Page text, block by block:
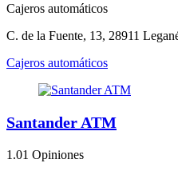
Cajeros automáticos
C. de la Fuente, 13, 28911
Cajeros automáticos
Santander ATM
1.01 Opiniones